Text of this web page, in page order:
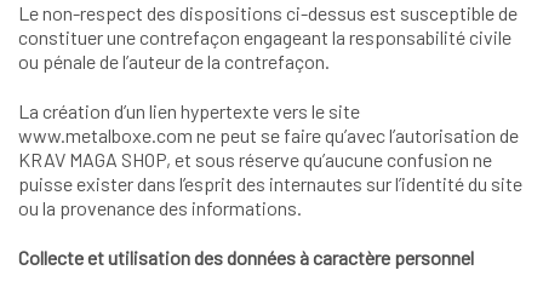
Le non-respect des dispositions ci-dessus est susceptible de
constituer une contrefaçon engageant la responsabilité civile
ou pénale de l’auteur de la contrefaçon.
La création d’un lien hypertexte vers le site
www.metalboxe.com ne peut se faire qu’avec l’autorisation de
KRAV MAGA SHOP, et sous réserve qu’aucune confusion ne
puisse exister dans l’esprit des internautes sur l’identité du site
ou la provenance des informations.
Collecte et utilisation des données à caractère personnel